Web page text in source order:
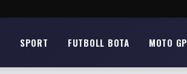
SPORT FUTBOLL BOTA MOTO GP